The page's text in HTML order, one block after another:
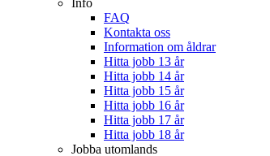
Info
FAQ
Kontakta oss
Information om åldrar
Hitta jobb 13 år
Hitta jobb 14 år
Hitta jobb 15 år
Hitta jobb 16 år
Hitta jobb 17 år
Hitta jobb 18 år
Jobba utomlands